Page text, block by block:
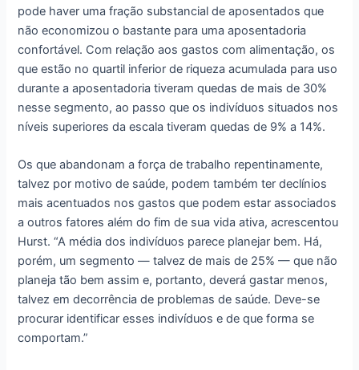
pode haver uma fração substancial de aposentados que
não economizou o bastante para uma aposentadoria
confortável. Com relação aos gastos com alimentação, os
que estão no quartil inferior de riqueza acumulada para uso
durante a aposentadoria tiveram quedas de mais de 30%
nesse segmento, ao passo que os indivíduos situados nos
níveis superiores da escala tiveram quedas de 9% a 14%.
Os que abandonam a força de trabalho repentinamente,
talvez por motivo de saúde, podem também ter declínios
mais acentuados nos gastos que podem estar associados
a outros fatores além do fim de sua vida ativa, acrescentou
Hurst. “A média dos indivíduos parece planejar bem. Há,
porém, um segmento — talvez de mais de 25% — que não
planeja tão bem assim e, portanto, deverá gastar menos,
talvez em decorrência de problemas de saúde. Deve-se
procurar identificar esses indivíduos e de que forma se
comportam.”